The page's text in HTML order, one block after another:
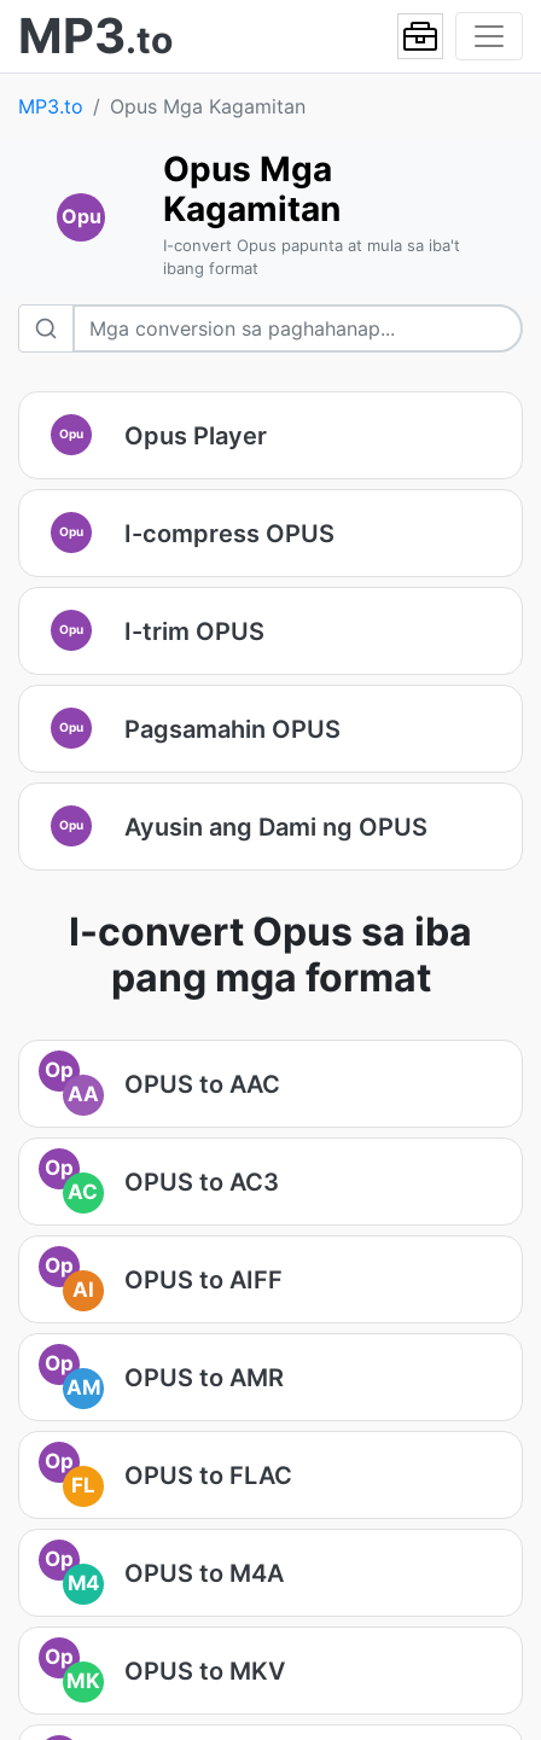
MP3.to
MP3.to Opus Mga Kagamitan
Opu
Opus Mga
Kagamitan
I-convert Opus papunta at mula sa iba't
ibang format
Opu Opus Player
Opu I-compress OPUS
Opu I-trim OPUS
Opu Pagsamahin OPUS
Opu Ayusin ang Dami ng OPUS
I-convert Opus sa iba
pang mga format
Op
AA
OPUS to AAC
Op
AC
OPUS to AC3
Op
AI
OPUS to AIFF
Op
AM
OPUS to AMR
Op
FL
OPUS to FLAC
Op
M4
OPUS to M4A
Op
MK
OPUS to MKV